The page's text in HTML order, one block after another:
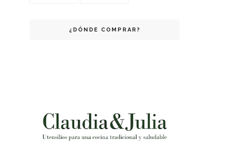
¿DÓNDE COMPRAR?